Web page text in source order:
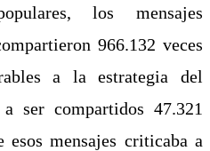
los mensajes
966.132 veces
a la estrategia del
ser compartidos 47.321
mensajes criticaba a